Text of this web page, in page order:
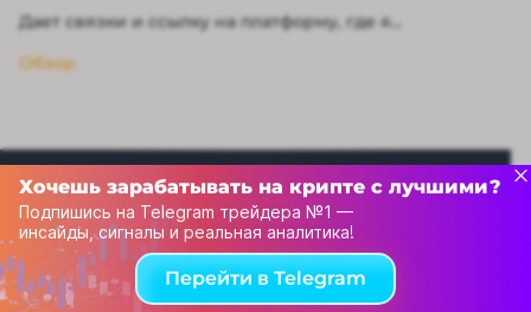
Дает связки и ссылку на платформу, где я...
Обзор
Рейтинг капперов
Хочешь зарабатывать на крипте с лучшими?
Подпишись на Telegram трейдера №1 —
инсайды, сигналы и реальная аналитика!
Перейти в Telegram